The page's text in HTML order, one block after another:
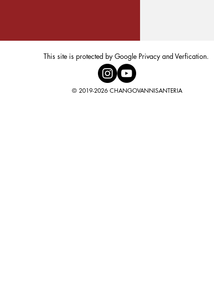
This site is protected by Google Privacy and Verfication.
© 2019-2026 CHANGOVANNISANTERIA